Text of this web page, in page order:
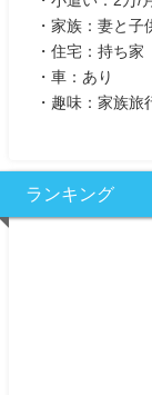
・家族：妻と子
・住宅：持ち家
・車：あり
・趣味：家族
ランキング